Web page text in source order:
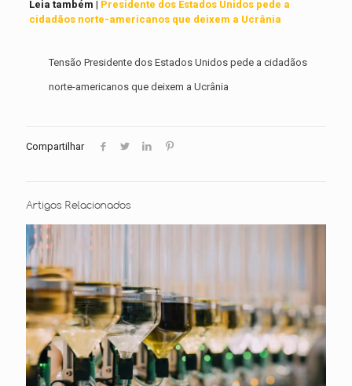
Leia também | Presidente dos Estados Unidos pede a
cidadãos norte-americanos que deixem a Ucrânia
Tensão Presidente dos Estados Unidos pede a cidadãos
norte-americanos que deixem a Ucrânia
Compartilhar
Artigos Relacionados